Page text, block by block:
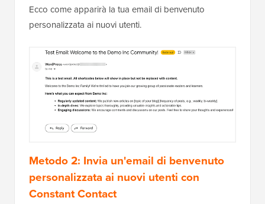
Ecco come apparirà la tua email di benvenuto
personalizzata ai nuovi utenti.
Metodo 2: Invia un'email di benvenuto
personalizzata ai nuovi utenti con
Constant Contact